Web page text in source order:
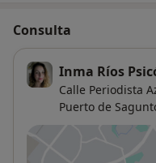
Consulta
Inma Ríos
Calle Periodista
Puerto de